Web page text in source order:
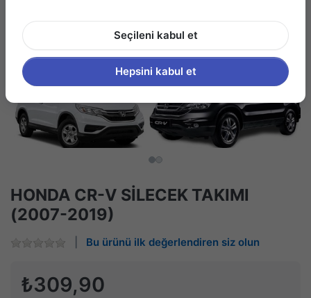
HONDA CR-V SİLECEK TAKIMI
(2007-2019)
Bu ürünü ilk değerlendiren siz olun
₺309,90
Seçileni kabul et
Hepsini kabul et